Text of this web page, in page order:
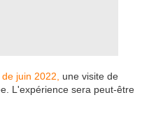
juin 2022, une visite de
L'expérience sera peut-être